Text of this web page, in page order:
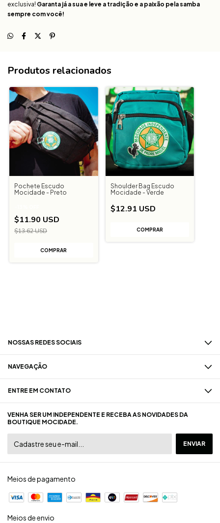
exclusiva! Garanta já a sua e leve a tradição e a paixão pela samba
sempre com você!
Produtos relacionados
Pochete Escudo
Mocidade - Preto
$11.90 USD
$13.62 USD
Shoulder Bag Escudo
Mocidade - Verde
$12.91 USD
NOSSAS REDES SOCIAIS
NAVEGAÇÃO
ENTRE EM CONTATO
VENHA SER UM INDEPENDENTE E RECEBA AS NOVIDADES DA
BOUTIQUE MOCIDADE.
Meios de pagamento
Meios de envio